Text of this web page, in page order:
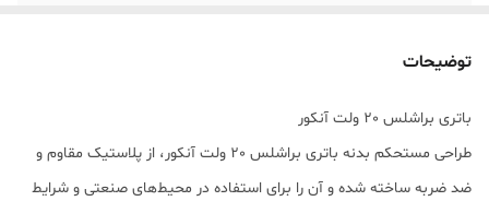
توضیحات
باتری براشلس 20 ولت آنکور
طراحی مستحکم بدنه باتری براشلس 20 ولت آنکور، از پلاستیک مقاوم و
ضد ضربه ساخته شده و آن را برای استفاده در محیط‌های صنعتی و شرایط